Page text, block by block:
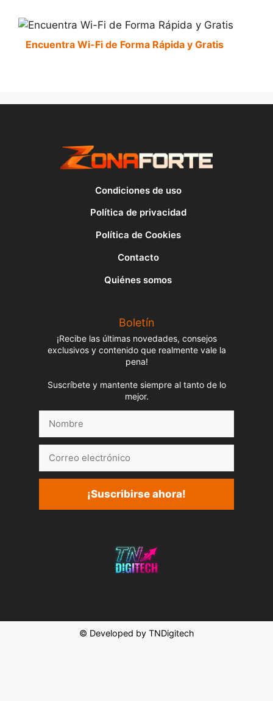
Encuentra Wi-Fi de Forma Rápida y Gratis
Condiciones de uso
Política de privacidad
Política de Cookies
Contacto
Quiénes somos
Boletín
¡Recibe las últimas novedades, consejos
exclusivos y contenido que realmente vale la
pena!
Suscríbete y mantente siempre al tanto de lo
mejor.
electrónico
¡Suscribirse ahora!